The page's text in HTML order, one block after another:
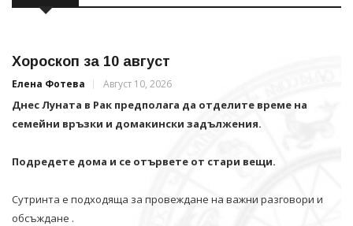
Хороскоп за 10 август
Елена Фотева Август 10, 2026
Днес Луната в Рак предполага да отделите време на
семейни връзки и домакински задължения.
Подредете дома и се отървете от стари вещи.
Сутринта е подходяща за провеждане на важни разговори и
обсъждане .